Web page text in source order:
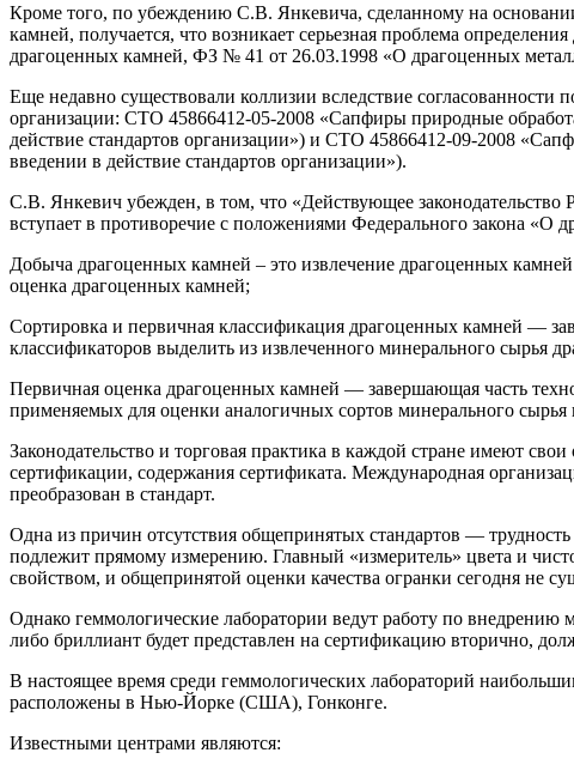
Кроме того, по убеждению С.В. Янкевича, сделанному на
камней, получается, что возникает серьезная проблема
драгоценных камней, ФЗ № 41 от 26.03.1998 «О драгоценных
Еще недавно существовали коллизии вследствие согласованности
организации: СТО 45866412-05-2008 «Сапфиры природные
действие стандартов организации») и СТО 45866412-09-2008
введении в действие стандартов организации»).
С.В. Янкевич убежден, в том, что «Действующее
вступает в противоречие с положениями Федерального закона
Добыча драгоценных камней – это извлечение драгоценных
оценка драгоценных камней;
Сортировка и первичная классификация драгоценных камней —
классификаторов выделить из извлеченного минерального сырья
Первичная оценка драгоценных камней — завершающая часть
применяемых для оценки аналогичных сортов минерального
Законодательство и торговая практика в каждой стране имеют
сертификации, содержания сертификата. Международная
преобразован в стандарт.
Одна из причин отсутствия общепринятых стандартов —
подлежит прямому измерению. Главный «измеритель» цвета и
свойством, и общепринятой оценки качества огранки сегодня не
Однако геммологические лаборатории ведут работу по внедрению
либо бриллиант будет представлен на сертификацию вторично,
В настоящее время среди геммологических лабораторий
расположены в Нью-Йорке (США), Гонконге.
Известными центрами являются: